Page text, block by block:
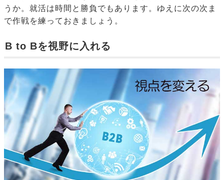
うか。就活は時間と勝負でもあります。ゆえに次の次ま
で作戦を練っておきましょう。
B to Bを視野に入れる